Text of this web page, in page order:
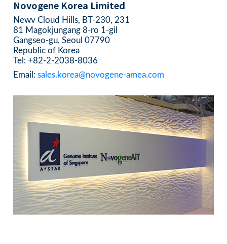
Novogene Korea Limited
Newv Cloud Hills, BT-230, 231
81 Magokjungang 8-ro 1-gil
Gangseo-gu, Seoul 07790
Republic of Korea
Tel: +82-2-2038-8036
Email: sales.korea@novogene-amea.com